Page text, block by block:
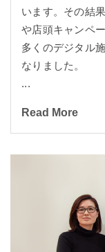
います。その結
や店頭キャンペ
多くのデジタル
なりました。
...
Read More